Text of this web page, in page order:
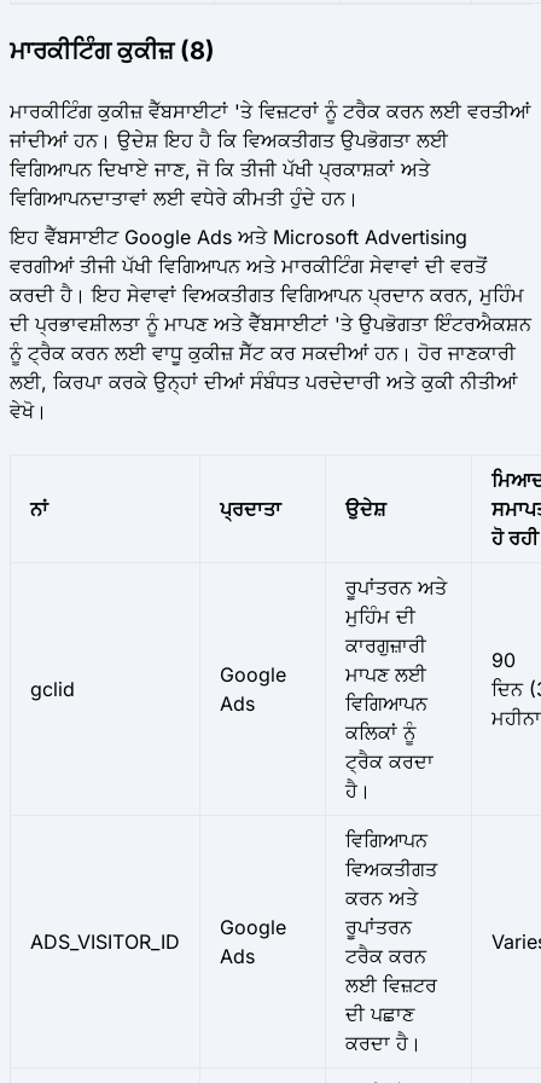
ਮਾਰਕੀਟਿੰਗ ਕੁਕੀਜ਼ (8)
ਮਾਰਕੀਟਿੰਗ ਕੁਕੀਜ਼ ਵੈੱਬਸਾਈਟਾਂ 'ਤੇ ਵਿਜ਼ਟਰਾਂ ਨੂੰ ਟਰੈਕ ਕਰਨ ਲਈ ਵਰਤੀਆਂ
ਜਾਂਦੀਆਂ ਹਨ। ਉਦੇਸ਼ ਇਹ ਹੈ ਕਿ ਵਿਅਕਤੀਗਤ ਉਪਭੋਗਤਾ ਲਈ
ਵਿਗਿਆਪਨ ਦਿਖਾਏ ਜਾਣ, ਜੋ ਕਿ ਤੀਜੀ ਪੱਖੀ ਪ੍ਰਕਾਸ਼ਕਾਂ ਅਤੇ
ਵਿਗਿਆਪਨਦਾਤਾਵਾਂ ਲਈ ਵਧੇਰੇ ਕੀਮਤੀ ਹੁੰਦੇ ਹਨ।
ਇਹ ਵੈੱਬਸਾਈਟ Google Ads ਅਤੇ Microsoft Advertising
ਵਰਗੀਆਂ ਤੀਜੀ ਪੱਖੀ ਵਿਗਿਆਪਨ ਅਤੇ ਮਾਰਕੀਟਿੰਗ ਸੇਵਾਵਾਂ ਦੀ ਵਰਤੋਂ
ਕਰਦੀ ਹੈ। ਇਹ ਸੇਵਾਵਾਂ ਵਿਅਕਤੀਗਤ ਵਿਗਿਆਪਨ ਪ੍ਰਦਾਨ ਕਰਨ, ਮੁਹਿੰਮ
ਦੀ ਪ੍ਰਭਾਵਸ਼ੀਲਤਾ ਨੂੰ ਮਾਪਣ ਅਤੇ ਵੈੱਬਸਾਈਟਾਂ 'ਤੇ ਉਪਭੋਗਤਾ ਇੰਟਰਐਕਸ਼ਨ
ਨੂੰ ਟ੍ਰੈਕ ਕਰਨ ਲਈ ਵਾਧੂ ਕੁਕੀਜ਼ ਸੈੱਟ ਕਰ ਸਕਦੀਆਂ ਹਨ। ਹੋਰ ਜਾਣਕਾਰੀ
ਲਈ, ਕਿਰਪਾ ਕਰਕੇ ਉਨ੍ਹਾਂ ਦੀਆਂ ਸੰਬੰਧਤ ਪਰਦੇਦਾਰੀ ਅਤੇ ਕੁਕੀ ਨੀਤੀਆਂ
ਵੇਖੋ।
ਨਾਂ ਪ੍ਰਦਾਤਾ ਉਦੇਸ਼
ਹੋ
gclid
Google
Ads
ਰੂਪਾਂਤਰਨ ਅਤੇ
ਮੁਹਿੰਮ ਦੀ
ਕਾਰਗੁਜ਼ਾਰੀ
ਮਾਪਣ ਲਈ
ਵਿਗਿਆਪਨ
ਕਲਿਕਾਂ ਨੂੰ
ਟ੍ਰੈਕ ਕਰਦਾ
ਹੈ।
90
ਦਿਨ
ADS_VISITOR_ID
Google
Ads
ਵਿਗਿਆਪਨ
ਵਿਅਕਤੀਗਤ
ਕਰਨ ਅਤੇ
ਰੂਪਾਂਤਰਨ
ਟਰੈਕ ਕਰਨ
ਲਈ ਵਿਜ਼ਟਰ
ਦੀ ਪਛਾਣ
ਕਰਦਾ ਹੈ।